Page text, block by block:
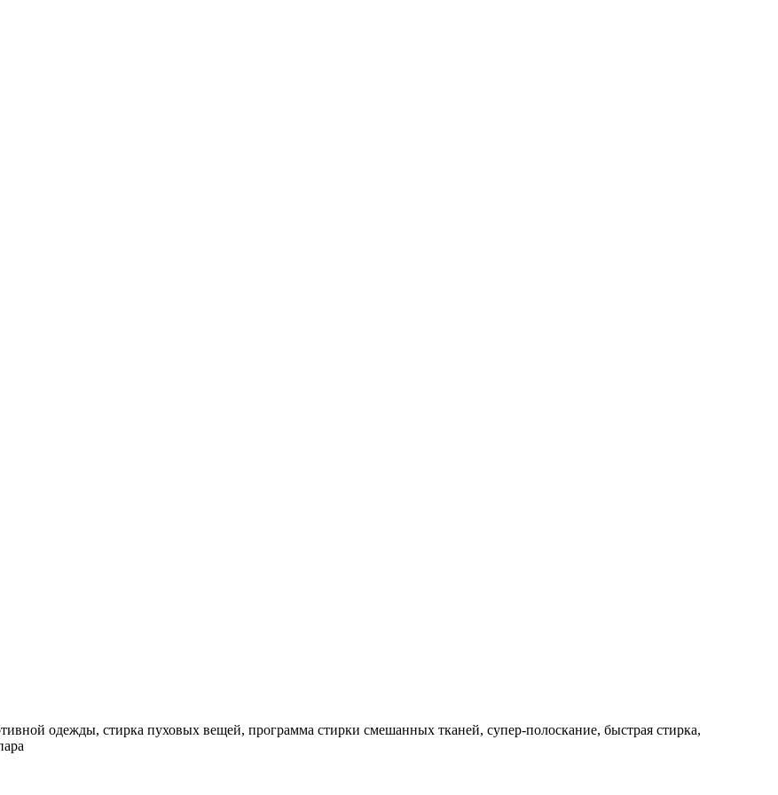
одежды, стирка пуховых вещей, программа стирки смешанных тканей, супер-полоскание, быстрая стирка,